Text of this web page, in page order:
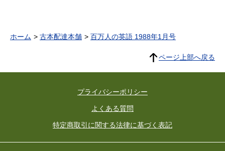
ホーム 古本配達本舗 百万人の英語 1988年1月号
ページ上部へ戻る
プライバシーポリシー
よくある質問
特定商取引に関する法律に基づく表記